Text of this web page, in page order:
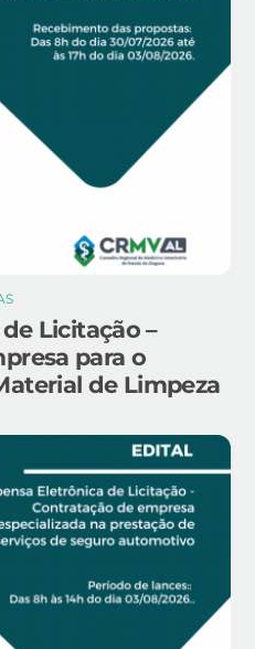
Licitação –
para o
de Limpeza